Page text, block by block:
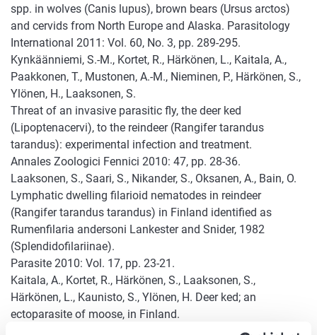
spp. in wolves (Canis lupus), brown bears (Ursus arctos)
and cervids from North Europe and Alaska. Parasitology
International 2011: Vol. 60, No. 3, pp. 289-295.
Kynkäänniemi, S.-M., Kortet, R., Härkönen, L., Kaitala, A.,
Paakkonen, T., Mustonen, A.-M., Nieminen, P., Härkönen, S.,
Ylönen, H., Laaksonen, S.
Threat of an invasive parasitic fly, the deer ked
(Lipoptenacervi), to the reindeer (Rangifer tarandus
tarandus): experimental infection and treatment.
Annales Zoologici Fennici 2010: 47, pp. 28-36.
Laaksonen, S., Saari, S., Nikander, S., Oksanen, A., Bain, O.
Lymphatic dwelling filarioid nematodes in reindeer
(Rangifer tarandus tarandus) in Finland identified as
Rumenfilaria andersoni Lankester and Snider, 1982
(Splendidofilariinae).
Parasite 2010: Vol. 17, pp. 23-21.
Kaitala, A., Kortet, R., Härkönen, S., Laaksonen, S.,
Härkönen, L., Kaunisto, S., Ylönen, H. Deer ked; an
ectoparasite of moose, in Finland.